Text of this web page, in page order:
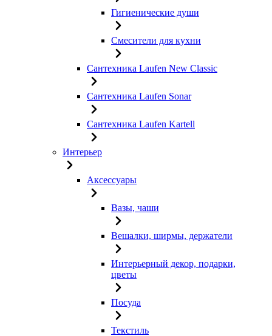
Гигиенические души
Смесители для кухни
Сантехника Laufen New Classic
Сантехника Laufen Sonar
Сантехника Laufen Kartell
Интерьер
Аксессуары
Вазы, чаши
Вешалки, ширмы, держатели
Интерьерный декор, подарки,
цветы
Посуда
Текстиль